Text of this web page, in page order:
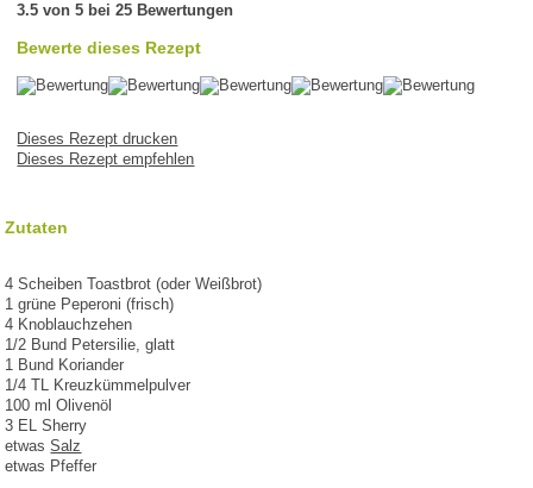
3.5 von 5 bei 25 Bewertungen
Bewerte dieses Rezept
Dieses Rezept drucken
Dieses Rezept empfehlen
Zutaten
4 Scheiben Toastbrot (oder Weißbrot)
1 grüne Peperoni (frisch)
4 Knoblauchzehen
1/2 Bund Petersilie, glatt
1 Bund Koriander
1/4 TL Kreuzkümmelpulver
100 ml Olivenöl
3 EL Sherry
etwasSalz
etwas Pfeffer